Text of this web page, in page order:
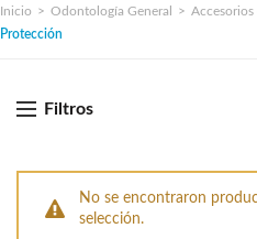
Inicio Odontología General
Accesorios
Protección
Filtros
No se encontraron
selección.